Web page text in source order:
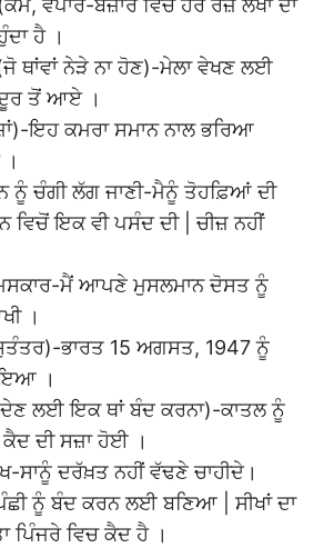
ਵਪਾਰ-ਬਜ਼ਾਰ ਵਿਚ ਹਰ ਰੋਜ਼ ਲੱਖਾਂ ਦਾ
ਹੈ ।
ਥਾਂਵਾਂ ਨੇੜੇ ਨਾ ਹੋਣ)-ਮੇਲਾ ਵੇਖਣ ਲਈ
ਤੋਂ ਆਏ ।
ਇਹ ਕਮਰਾ ਸਮਾਨ ਨਾਲ ਭਰਿਆ
ਨੂੰ ਚੰਗੀ ਲੱਗ ਜਾਣੀ-ਮੈਨੂੰ ਤੋਹਫ਼ਿਆਂ ਦੀ
ਵਿਚੋਂ ਇਕ ਵੀ ਪਸੰਦ ਦੀ | ਚੀਜ਼ ਨਹੀਂ
ਮੈਂ ਆਪਣੇ ਮੁਸਲਮਾਨ ਦੋਸਤ ਨੂੰ
।
ਭਾਰਤ 15 ਅਗਸਤ, 1947 ਨੂੰ
।
ਲਈ ਇਕ ਥਾਂ ਬੰਦ ਕਰਨਾ)-ਕਾਤਲ ਨੂੰ
ਕੈਦ ਦੀ ਸਜ਼ਾ ਹੋਈ ।
ਸਾਨੂੰ ਦਰੱਖ਼ਤ ਨਹੀਂ ਵੱਢਣੇ ਚਾਹੀਦੇ।
ਨੂੰ ਬੰਦ ਕਰਨ ਲਈ ਬਣਿਆ | ਸੀਖਾਂ ਦਾ
ਪਿੰਜਰੇ ਵਿਚ ਕੈਦ ਹੈ ।